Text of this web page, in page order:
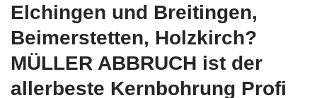
Elchingen und Breitingen,
Beimerstetten, Holzkirch?
MÜLLER ABBRUCH ist der
allerbeste Kernbohrung Profi